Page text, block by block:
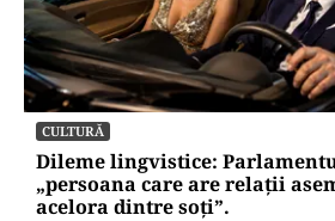
CULTURĂ
Dileme lingvistice:
„persoana care are relații
acelora dintre soți”.